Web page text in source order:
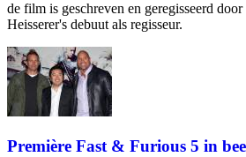
de film is geschreven en geregisseerd door
Heisserer's debuut als regisseur.
Première Fast & Furious 5 in